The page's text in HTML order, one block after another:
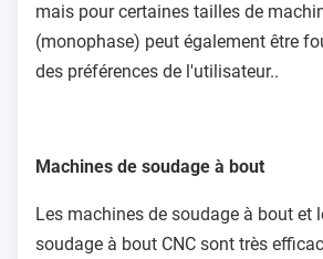
mais pour certaines tailles de
(monophase) peut également être
des préférences de l'utilisateur..
Machines de soudage à bout
Les machines de soudage à bout et
soudage à bout CNC sont très